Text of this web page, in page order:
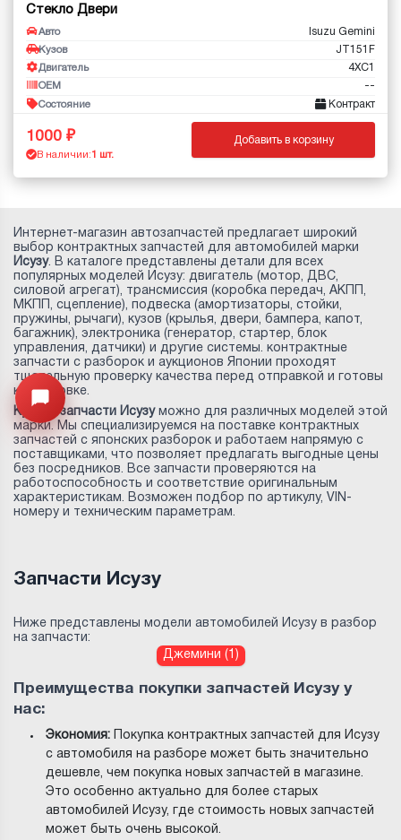
Стекло Двери
Авто Isuzu Gemini
Кузов JT151F
Двигатель 4XC1
OEM --
Состояние Контракт
1000
В наличии: 1 шт.
Добавить в корзину
Открыть меню
Интернет-магазин автозапчастей предлагает широкий
выбор контрактных запчастей для автомобилей марки
Исузу. В каталоге представлены детали для всех
популярных моделей Исузу: двигатель (мотор, ДВС,
силовой агрегат), трансмиссия (коробка передач, АКПП,
МКПП, сцепление), подвеска (амортизаторы, стойки,
пружины, рычаги), кузов (крылья, двери, бампера, капот,
багажник), электроника (генератор, стартер, блок
управления, датчики) и другие системы. контрактные
запчасти с разборок и аукционов Японии проходят
тщательную проверку качества перед отправкой и готовы
к установке.
Купить запчасти Исузуможно для различных моделей этой
марки. Мы специализируемся на поставке контрактных
запчастей с японских разборок и работаем напрямую с
поставщиками, что позволяет предлагать выгодные цены
без посредников. Все запчасти проверяются на
работоспособность и соответствие оригинальным
характеристикам. Возможен подбор по артикулу, VIN-
номеру и техническим параметрам.
Запчасти Исузу
Ниже представлены модели автомобилей Исузу в разбор
на запчасти:
Джемини (1)
Преимущества покупки запчастей Исузу у
нас:
Экономия: Покупка контрактных запчастей для Исузу
с автомобиля на разборе может быть значительно
дешевле, чем покупка новых запчастей в магазине.
Это особенно актуально для более старых
автомобилей Исузу, где стоимость новых запчастей
может быть очень высокой.